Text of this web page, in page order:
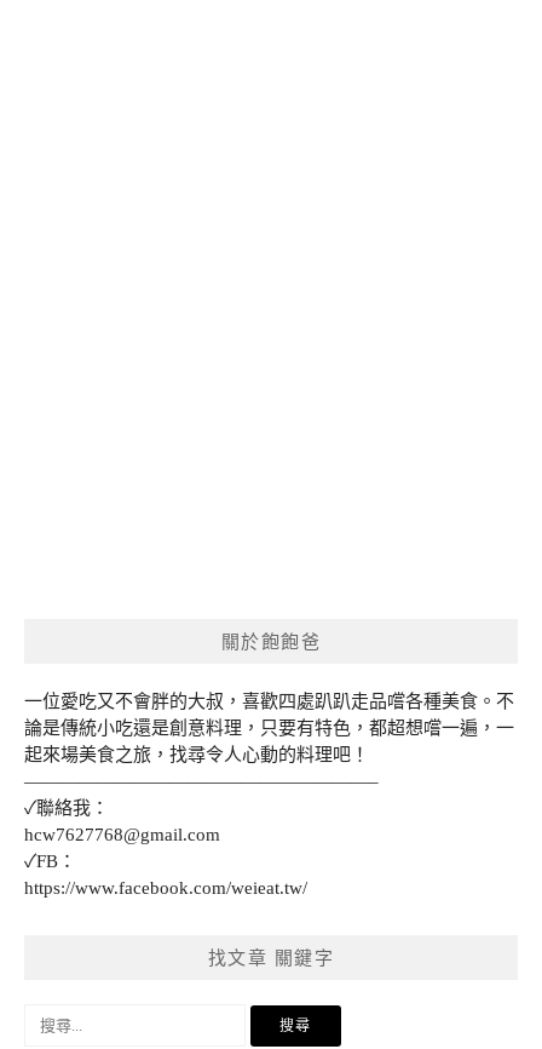
關於飽飽爸
一位愛吃又不會胖的大叔，喜歡四處趴趴走品嚐各種美食。不
論是傳統小吃還是創意料理，只要有特色，都超想嚐一遍，一
起來場美食之旅，找尋令人心動的料理吧！
———————————————————–
✓聯絡我：
hcw7627768@gmail.com
✓FB：
https://www.facebook.com/weieat.tw/
找文章 關鍵字
搜